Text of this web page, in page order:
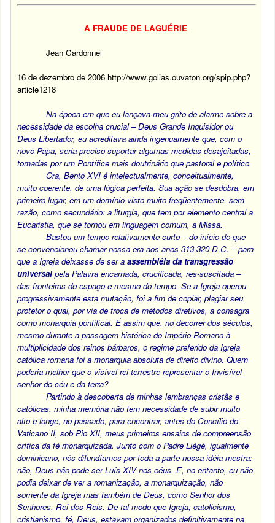
A FRAUDE DE LAGUÉRIE
Jean Cardonnel
16 de dezembro de 2006 http://www.golias.ouvaton.org/spip.php?
article1218
Na época em que eu lançava meu grito de alarme sobre a
necessidade da escolha crucial – Deus Grande Inquisidor ou
Deus Libertador, eu acreditava ainda ingenuamente que, com o
novo Papa, seria preciso suportar algumas medidas desajeitadas,
tomadas por um Pontífice mais doutrinário que pastoral e político.
Ora, Bento XVI é intelectualmente, conceitualmente,
muito coerente, de uma lógica perfeita. Sua ação se desdobra, em
primeiro lugar, em um domínio visto muito freqüentemente, sem
razão, como secundário: a liturgia, que tem por elemento central a
Eucaristia, que se tornou em linguagem comum, a Missa.
Bastou um tempo relativamente curto – do início do que
se convencionou chamar nossa era aos anos 313-320 D.C. – para
que a Igreja deixasse de ser aassembléia da transgressão
universalpela Palavra encarnada, crucificada, res-suscitada –
das fronteiras do espaço e mesmo do tempo. Se a Igreja operou
progressivamente esta mutação, foi a fim de copiar, plagiar seu
protetor o qual, por via de troca de métodos diretivos, a consagra
como monarquia pontifical. É assim que, no decorrer dos séculos,
mesmo durante a passagem histórica do Império Romano à
multiplicidade dos reinos bárbaros, o regime preferido da Igreja
católica romana foi a monarquia absoluta de direito divino. Quem
poderia melhor que o visível rei terrestre representar o Invisível
senhor do céu e da terra?
Partindo à descoberta de minhas lembranças cristãs e
católicas, minha memória não tem necessidade de subir muito
alto e longe, no passado, para encontrar, antes do Concílio do
Vaticano II, sob Pio XII, meus primeiros ensaios de compreensão
crítica da fé monarquizada. Junto com o Padre Liégé, igualmente
dominicano, nós difundíamos por toda a parte nossa idéia-mestra:
não, Deus não pode ser Luís XIV nos céus. E, no entanto, eu não
podia deixar de ver a romanização, a monarquização, não
somente da Igreja mas também de Deus, como Senhor dos
Senhores, Rei dos Reis. De tal modo que Igreja, catolicismo,
cristianismo, fé, Deus, estavam organizados definitivamente na